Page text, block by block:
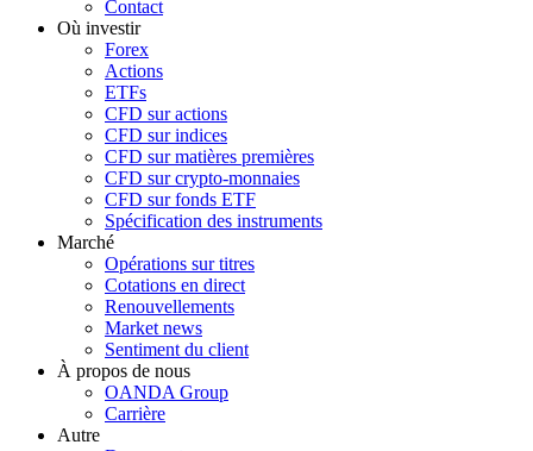
Contact
Où investir
Forex
Actions
ETFs
CFD sur actions
CFD sur indices
CFD sur matières premières
CFD sur crypto-monnaies
CFD sur fonds ETF
Spécification des instruments
Marché
Opérations sur titres
Cotations en direct
Renouvellements
Market news
Sentiment du client
À propos de nous
OANDA Group
Carrière
Autre